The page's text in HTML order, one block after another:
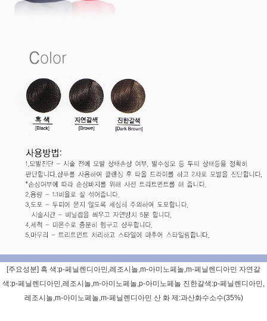
[주요성분] 흑 색:p-페닐렌디아민,레조시놀,m-아미노페놀,m-페닐렌디아민 자연갈
색:p-페닐렌디아민,레조시놀,m-아미노페놀,p-아미노페놀 진한갈색:p-페닐렌디아민,
레조시놀,m-아미노페놀,m-페닐렌디아민 산 화 제:과산화수소수(35%)